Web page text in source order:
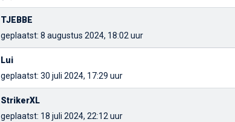
TJEBBE
geplaatst: 8 augustus 2024, 18:02 uur
Lui
geplaatst: 30 juli 2024, 17:29 uur
StrikerXL
geplaatst: 18 juli 2024, 22:12 uur